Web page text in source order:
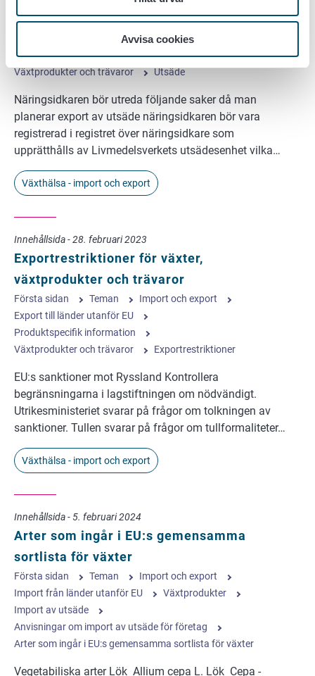
Avvisa cookies
Första sidan Teman
Import och export
Export till länder utanför EU
Produktspecifik information
Växtprodukter och trävaror
Utsäde
Näringsidkaren bör utreda följande saker då man
planerar export av utsäde näringsidkaren bör vara
registrerad i registret över näringsidkare som
upprätthålls av Livmedelsverkets utsädesenhet vilka…
Växthälsa - import och export
Innehållsida - 28. februari 2023
Exportrestriktioner för växter,
växtprodukter och trävaror
Första sidan Teman
Import och export
Export till länder utanför EU
Produktspecifik information
Växtprodukter och trävaror
Exportrestriktioner
EU:s sanktioner mot Ryssland Kontrollera
begränsningarna i lagstiftningen om nödvändigt.
Utrikesministeriet svarar på frågor om tolkningen av
sanktioner. Tullen svarar på frågor om tullformaliteter…
Växthälsa - import och export
Innehållsida - 5. februari 2024
Arter som ingår i EU:s gemensamma
sortlista för växter
Första sidan Teman
Import och export
Import från länder utanför EU
Växtprodukter
Import av utsäde
Anvisningar om import av utsäde för företag
Arter som ingår i EU:s gemensamma sortlista för växter
Vegetabiliska arter Lök Allium cepa L. Lök Cepa -